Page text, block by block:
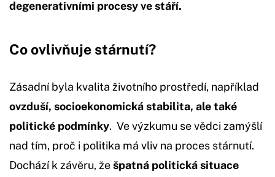
degenerativními procesy ve stáří.
Co ovlivňuje stárnutí?
Zásadní byla kvalita životního prostředí, například
ovzduší, socioekonomická stabilita, ale také
politické podmínky. Ve výzkumu se vědci zamýšlí
nad tím, proč i politika má vliv na proces stárnutí.
Dochází k závěru, žešpatná politická situace